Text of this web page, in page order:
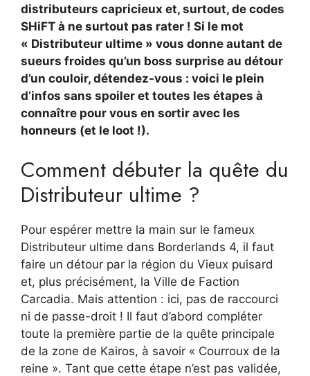
distributeurs capricieux et, surtout, de codes
SHiFT à ne surtout pas rater ! Si le mot
« Distributeur ultime » vous donne autant de
sueurs froides qu’un boss surprise au détour
d’un couloir, détendez-vous : voici le plein
d’infos sans spoiler et toutes les étapes à
connaître pour vous en sortir avec les
honneurs (et le loot !).
Comment débuter la quête du
Distributeur ultime ?
Pour espérer mettre la main sur le fameux
Distributeur ultime dans Borderlands 4, il faut
faire un détour par la région du Vieux puisard
et, plus précisément, la Ville de Faction
Carcadia. Mais attention : ici, pas de raccourci
ni de passe-droit ! Il faut d’abord compléter
toute la première partie de la quête principale
de la zone de Kairos, à savoir « Courroux de la
reine ». Tant que cette étape n’est pas validée,